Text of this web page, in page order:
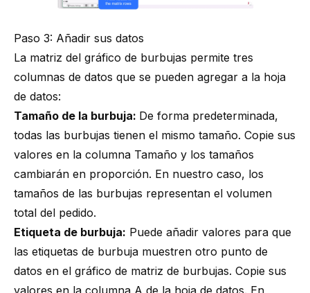
Paso 3: Añadir sus datos
La matriz del gráfico de burbujas permite tres
columnas de datos que se pueden agregar a la hoja
de datos:
Tamaño de la burbuja: De forma predeterminada,
todas las burbujas tienen el mismo tamaño. Copie sus
valores en la columna Tamaño y los tamaños
cambiarán en proporción. En nuestro caso, los
tamaños de las burbujas representan el volumen
total del pedido.
Etiqueta de burbuja: Puede añadir valores para que
las etiquetas de burbuja muestren otro punto de
datos en el gráfico de matriz de burbujas. Copie sus